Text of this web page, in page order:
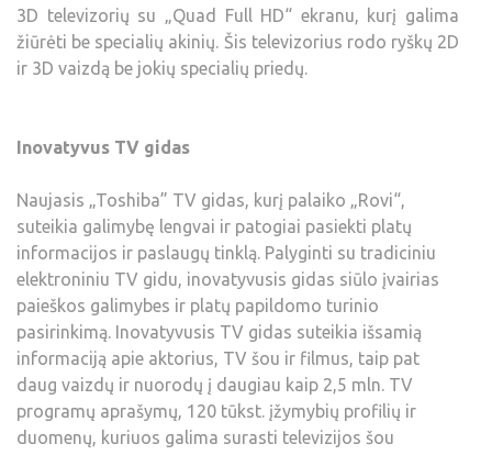
3D televizorių su „Quad Full HD“ ekranu, kurį galima
žiūrėti be specialių akinių. Šis televizorius rodo ryškų 2D
ir 3D vaizdą be jokių specialių priedų.
Inovatyvus TV gidas
Naujasis „Toshiba” TV gidas, kurį palaiko „Rovi“,
suteikia galimybę lengvai ir patogiai pasiekti platų
informacijos ir paslaugų tinklą. Palyginti su tradiciniu
elektroniniu TV gidu, inovatyvusis gidas siūlo įvairias
paieškos galimybes ir platų papildomo turinio
pasirinkimą. Inovatyvusis TV gidas suteikia išsamią
informaciją apie aktorius, TV šou ir filmus, taip pat
daug vaizdų ir nuorodų į daugiau kaip 2,5 mln. TV
programų aprašymų, 120 tūkst. įžymybių profilių ir
duomenų, kuriuos galima surasti televizijos šou